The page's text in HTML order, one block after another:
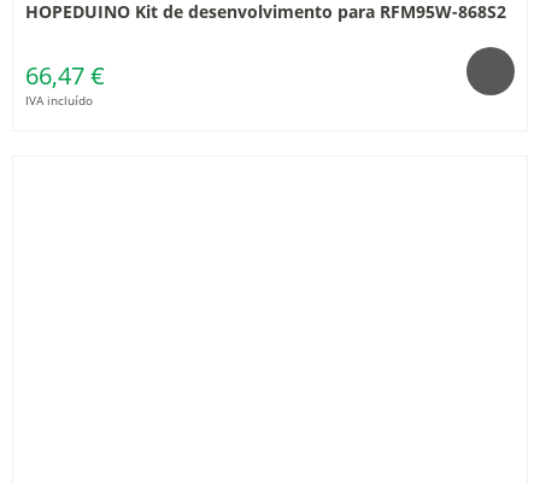
HOPEDUINO Kit de desenvolvimento para RFM95W-868S2
66,47 €
IVA incluído